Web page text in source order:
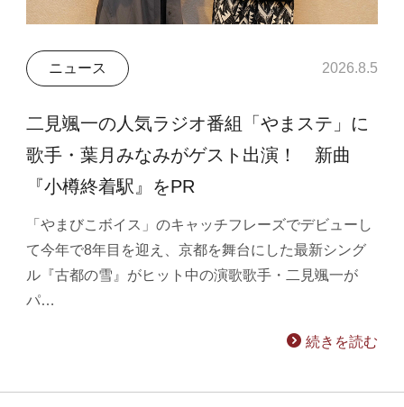
ニュース 2026.8.5
二見颯一の人気ラジオ番組「やまステ」に
歌手・葉月みなみがゲスト出演！ 新曲
『小樽終着駅』をPR
「やまびこボイス」のキャッチフレーズでデビューし
て今年で8年目を迎え、京都を舞台にした最新シング
ル『古都の雪』がヒット中の演歌歌手・二見颯一が
パ…
続きを読む